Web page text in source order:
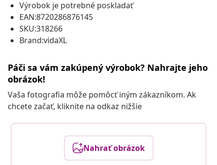
Výrobok je potrebné poskladať
EAN:8720286876145
SKU:318266
Brand:vidaXL
Páči sa vám zakúpený výrobok? Nahrajte jeho
obrázok!
Vaša fotografia môže pomôcť iným zákazníkom. Ak
chcete začať, kliknite na odkaz nižšie
Nahrať obrázok